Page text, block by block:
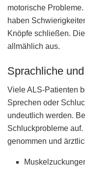
motorische
haben
Knöpfe schließen.
allmählich aus.
Sprachliche
Viele ALS-Patienten
Sprechen oder
undeutlich werden.
Schluckprobleme
genommen und